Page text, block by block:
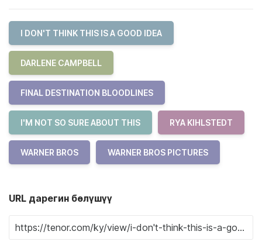
I DON'T THINK THIS IS A GOOD IDEA
DARLENE CAMPBELL
FINAL DESTINATION BLOODLINES
I'M NOT SO SURE ABOUT THIS RYA KIHLSTEDT
WARNER BROS WARNER BROS PICTURES
URL дарегин бөлүшүү